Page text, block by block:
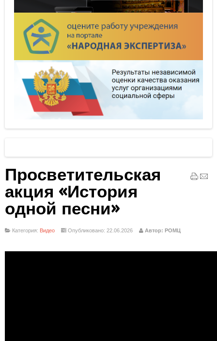
Просветительская
акция «История
одной песни»
Категория: Видео Опубликовано: 22.06.2026 Автор: РОМЦ